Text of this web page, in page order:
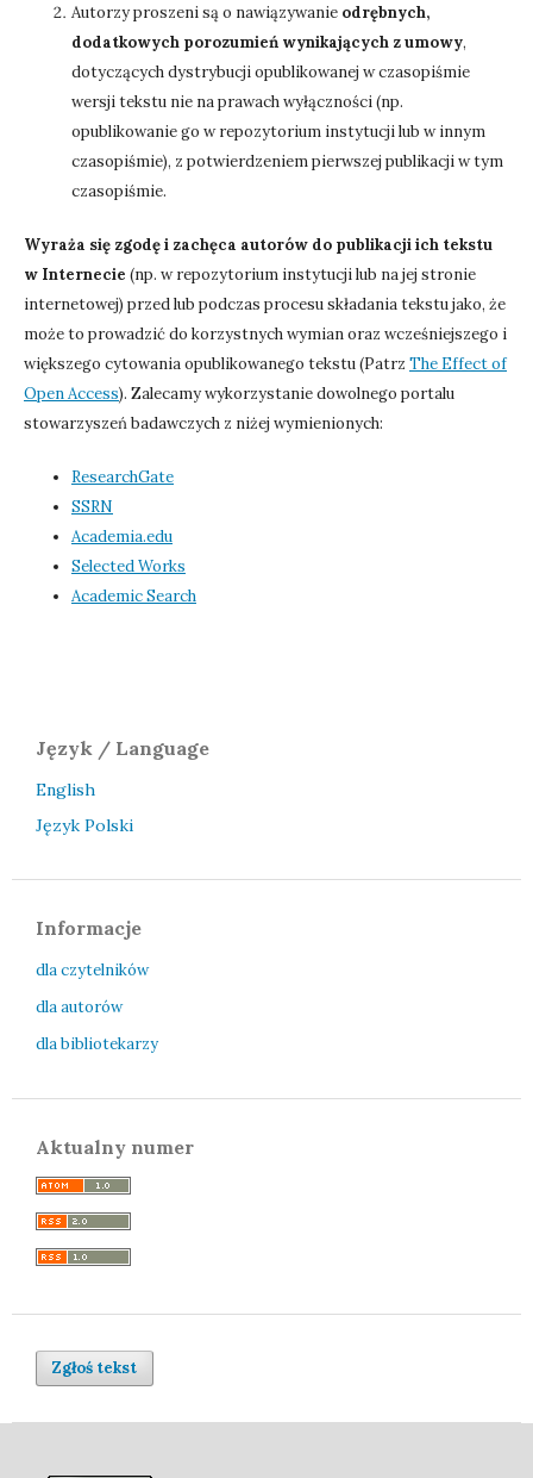
Autorzy proszeni są o nawiązywanie odrębnych,
dodatkowych porozumień wynikających z umowy,
dotyczących dystrybucji opublikowanej w czasopiśmie
wersji tekstu nie na prawach wyłączności (np.
opublikowanie go w repozytorium instytucji lub w innym
czasopiśmie), z potwierdzeniem pierwszej publikacji w tym
czasopiśmie.
Wyraża się zgodę i zachęca autorów do publikacji ich tekstu
w Internecie (np. w repozytorium instytucji lub na jej stronie
internetowej) przed lub podczas procesu składania tekstu jako, że
może to prowadzić do korzystnych wymian oraz wcześniejszego i
większego cytowania opublikowanego tekstu (Patrz The Effect of
Open Access). Zalecamy wykorzystanie dowolnego portalu
stowarzyszeń badawczych z niżej wymienionych:
ResearchGate
SSRN
Academia.edu
Selected Works
Academic Search
Język / Language
English
Język Polski
Informacje
dla czytelników
dla autorów
dla bibliotekarzy
Aktualny numer
Zgłoś tekst